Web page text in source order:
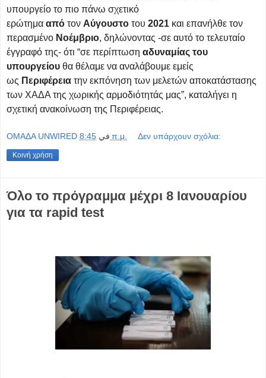
υπουργείο το πιο πάνω σχετικό
ερώτημα από τον Αύγουστο του 2021 και επανήλθε τον
περασμένο Νοέμβριο, δηλώνοντας -σε αυτό το τελευταίο
έγγραφό της- ότι “σε περίπτωση αδυναμίας του
υπουργείου θα θέλαμε να αναλάβουμε εμείς
ως Περιφέρεια την εκπόνηση των μελετών αποκατάστασης
των ΧΑΔΑ της χωρικής αρμοδιότητάς μας”, καταλήγει η
σχετική ανακοίνωση της Περιφέρειας.
OMAΔΑ UNWIRED في 8:45 π.μ. Δεν υπάρχουν σχόλια:
Κοινή χρήση
Όλο το πρόγραμμα μέχρι 8 Ιανουαρίου
για τα rapid test